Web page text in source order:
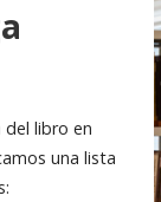
libro en
una lista